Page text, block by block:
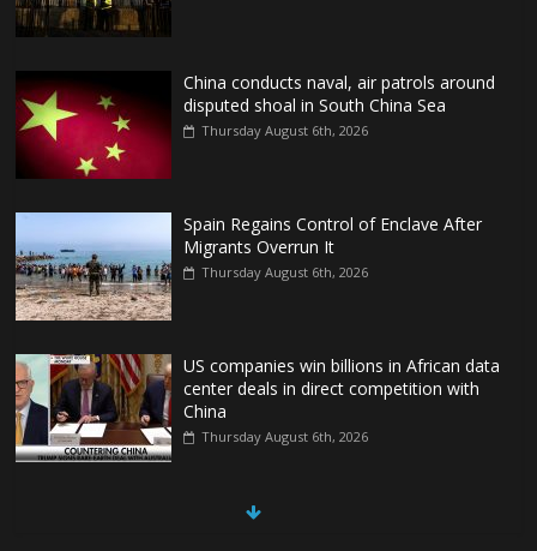
China conducts naval, air patrols around
disputed shoal in South China Sea
Thursday August 6th, 2026
Spain Regains Control of Enclave After
Migrants Overrun It
Thursday August 6th, 2026
US companies win billions in African data
center deals in direct competition with
China
Thursday August 6th, 2026
China, Russia, Iran and North Korea